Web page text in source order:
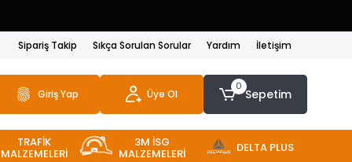
Sipariş Takip Sıkça Sorulan Sorular Yardım İletişim
Giriş Yap Üye Ol
0
Sepetim
TRAFİK
MALZEMELERİ
3M İSG
MALZEMELERİ DELTA PLUS